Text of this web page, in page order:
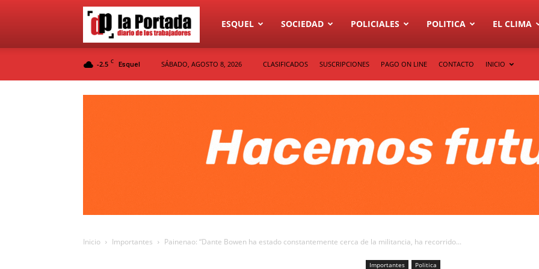
Diario
ESQUEL SOCIEDAD POLICIALES POLITICA EL CLIMA
-2.5 C Esquel SÁBADO, AGOSTO 8, 2026 CLASIFICADOS SUSCRIPCIONES PAGO ON LINE CONTACTO INICIO
Inicio Importantes Painenao: “Dante Bowen ha estado constantemente cerca de la militancia, ha recorrido...
Importantes Politica